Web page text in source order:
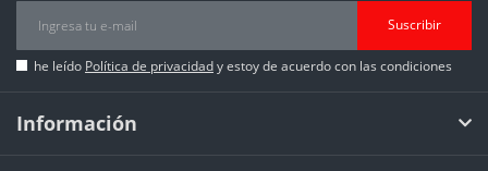
Suscribir
he leído Política de privacidady estoy de acuerdo con las condiciones
Información